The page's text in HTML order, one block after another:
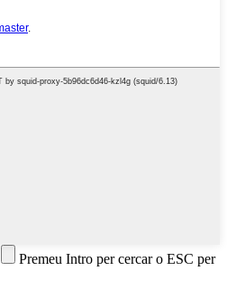
Premeu Intro per cercar o ESC per